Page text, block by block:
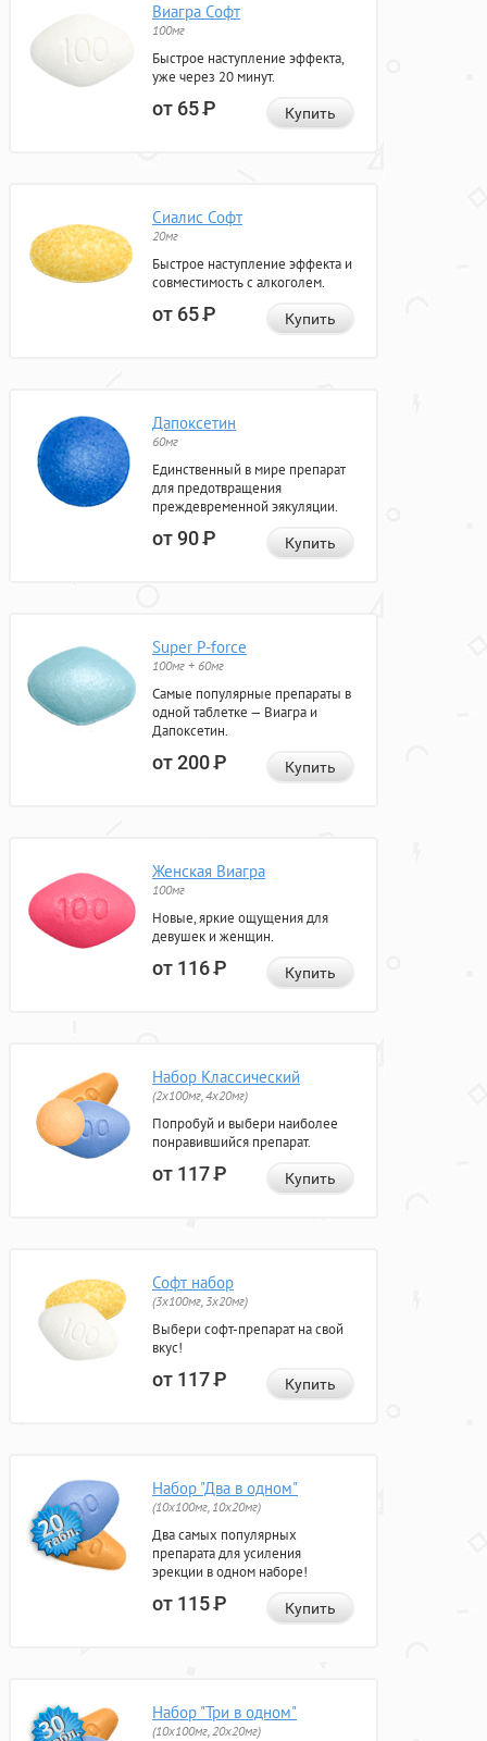
Виагра Софт
100мг
Быстрое наступление эффекта,
уже через 20 минут.
от 65Р Купить
Сиалис Софт
20мг
Быстрое наступление эффекта и
совместимость с алкоголем.
от 65Р Купить
Дапоксетин
60мг
Единственный в мире препарат
для предотвращения
преждевременной эякуляции.
от 90Р Купить
Super P-force
100мг + 60мг
Самые популярные препараты в
одной таблетке — Виагра и
Дапоксетин.
от 200Р Купить
Женская Виагра
100мг
Новые, яркие ощущения для
девушек и женщин.
от 116Р Купить
Набор Классический
(2x100мг, 4x20мг)
Попробуй и выбери наиболее
понравившийся препарат.
от 117Р Купить
Софт набор
(3x100мг, 3x20мг)
Выбери софт-препарат на свой
вкус!
от 117Р Купить
Набор "Два в одном"
(10x100мг, 10x20мг)
Два самых популярных
препарата для усиления
эрекции в одном наборе!
от 115Р Купить
Набор "Три в одном"
(10x100мг, 20x20мг)